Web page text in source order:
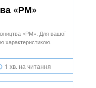
«РМ»
«РМ». Для вашої
характеристикою.
1 хв. на читання